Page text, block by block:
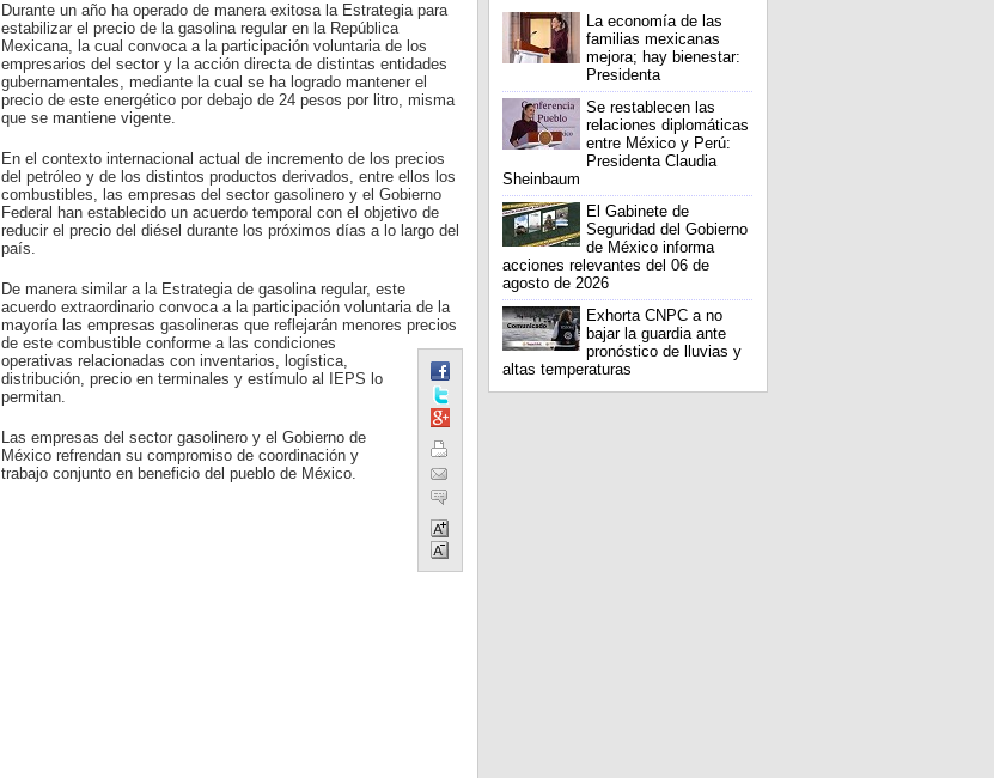
Durante un año ha operado de manera exitosa la Estrategia para
estabilizar el precio de la gasolina regular en la República
Mexicana, la cual convoca a la participación voluntaria de los
empresarios del sector y la acción directa de distintas entidades
gubernamentales, mediante la cual se ha logrado mantener el
precio de este energético por debajo de 24 pesos por litro, misma
que se mantiene vigente.
En el contexto internacional actual de incremento de los precios
del petróleo y de los distintos productos derivados, entre ellos los
combustibles, las empresas del sector gasolinero y el Gobierno
Federal han establecido un acuerdo temporal con el objetivo de
reducir el precio del diésel durante los próximos días a lo largo del
país.
De manera similar a la Estrategia de gasolina regular, este
acuerdo extraordinario convoca a la participación voluntaria de la
mayoría las empresas gasolineras que reflejarán menores precios
de este combustible conforme a las condiciones
operativas relacionadas con inventarios, logística,
distribución, precio en terminales y estímulo al IEPS lo
permitan.
Las empresas del sector gasolinero y el Gobierno de
México refrendan su compromiso de coordinación y
trabajo conjunto en beneficio del pueblo de México.
La economía de las
familias mexicanas
mejora; hay bienestar:
Presidenta
Se restablecen las
relaciones diplomáticas
entre México y Perú:
Presidenta Claudia
Sheinbaum
El Gabinete de
Seguridad del Gobierno
de México informa
acciones relevantes del 06 de
agosto de 2026
Exhorta CNPC a no
bajar la guardia ante
pronóstico de lluvias y
altas temperaturas